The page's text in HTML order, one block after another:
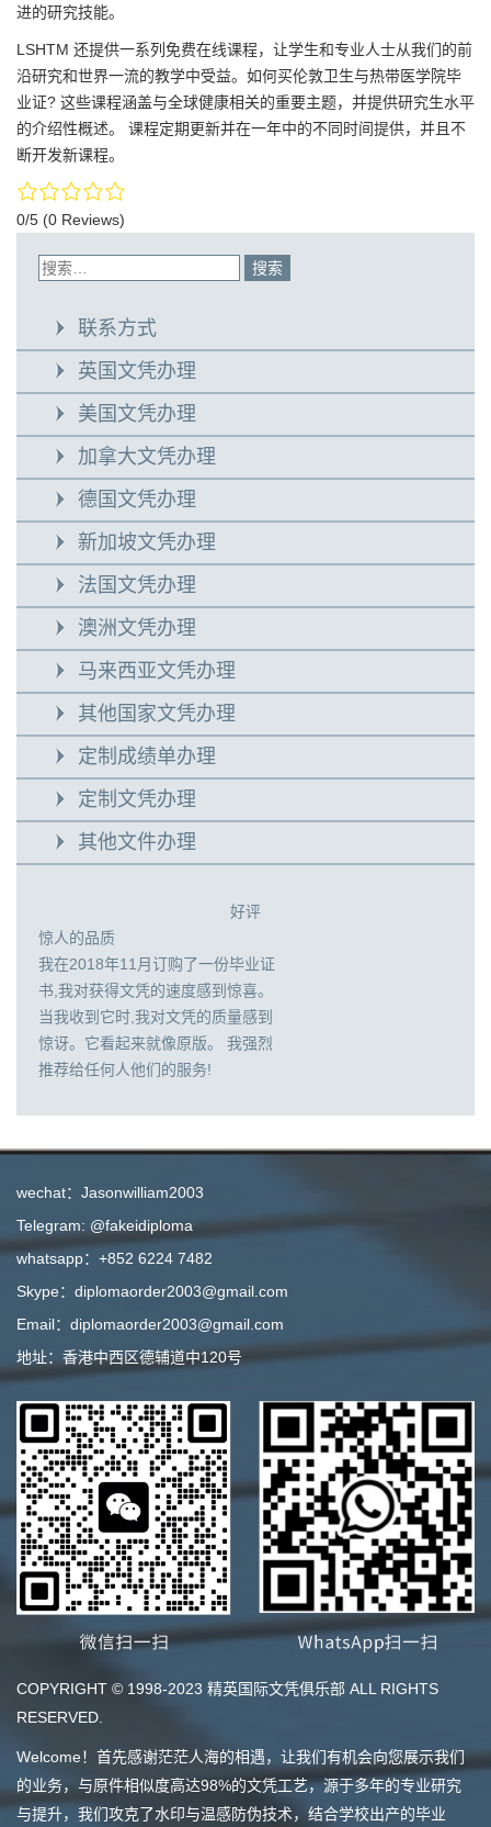
进的研究技能。
LSHTM 还提供一系列免费在线课程，让学生和专业人士从我们的前
沿研究和世界一流的教学中受益。如何买伦敦卫生与热带医学院毕
业证? 这些课程涵盖与全球健康相关的重要主题，并提供研究生水平
的介绍性概述。 课程定期更新并在一年中的不同时间提供，并且不
断开发新课程。
0/5 (0 Reviews)
联系方式
英国文凭办理
美国文凭办理
加拿大文凭办理
德国文凭办理
新加坡文凭办理
法国文凭办理
澳洲文凭办理
马来西亚文凭办理
其他国家文凭办理
定制成绩单办理
定制文凭办理
其他文件办理
好评
惊人的品质
我在2018年11月订购了一份毕业证
书,我对获得文凭的速度感到惊喜。
当我收到它时,我对文凭的质量感到
惊讶。它看起来就像原版。 我强烈
推荐给任何人他们的服务!
wechat：Jasonwilliam2003
Telegram: @fakeidiploma
whatsapp：+852 6224 7482
Skype：diplomaorder2003@gmail.com
Email：diplomaorder2003@gmail.com
地址：香港中西区德辅道中120号
COPYRIGHT © 1998-2023 精英国际文凭俱乐部 ALL RIGHTS
RESERVED.
Welcome！首先感谢茫茫人海的相遇，让我们有机会向您展示我们
的业务，与原件相似度高达98%的文凭工艺，源于多年的专业研究
与提升，我们攻克了水印与温感防伪技术，结合学校出产的毕业